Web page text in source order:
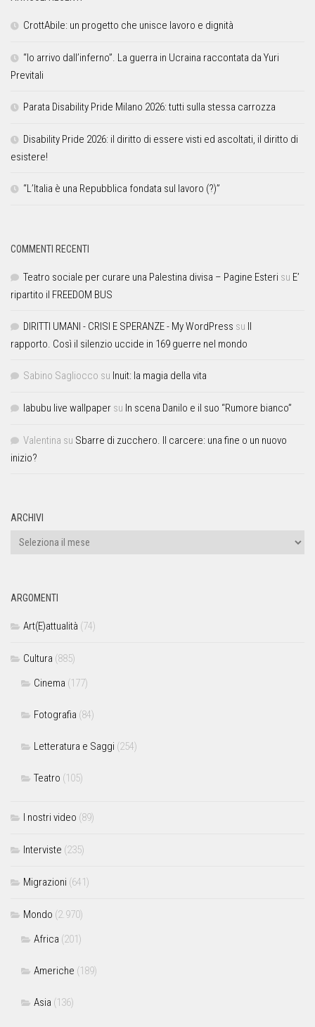
CrottAbile: un progetto che unisce lavoro e dignità
“Io arrivo dall’inferno”. La guerra in Ucraina raccontata da Yuri
Previtali
Parata Disability Pride Milano 2026: tutti sulla stessa carrozza
Disability Pride 2026: il diritto di essere visti ed ascoltati, il diritto di
esistere!
“L’Italia è una Repubblica fondata sul lavoro (?)”
COMMENTI RECENTI
Teatro sociale per curare una Palestina divisa – Pagine Esteri su E’
ripartito il FREEDOM BUS
DIRITTI UMANI - CRISI E SPERANZE - My WordPress su
rapporto. Così il silenzio uccide in 169 guerre nel mondo
Sabino Sagliocco su Inuit: la magia della vita
labubu live wallpaper su In scena Danilo e il suo “Rumore bianco”
Valentina su Sbarre di zucchero. Il carcere: una fine o un nuovo
inizio?
ARCHIVI
ARGOMENTI
Art(E)attualità (74)
Cultura (885)
Cinema (177)
Fotografia (84)
Letteratura e Saggi (254)
Teatro (105)
I nostri video (89)
Interviste (235)
Migrazioni (641)
Mondo (2.970)
Africa (201)
Americhe (189)
Asia (136)